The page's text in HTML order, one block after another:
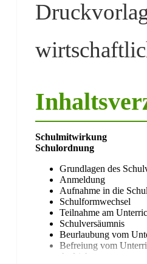
Schulmitwirkung
Schulordnung
Grundlagen des
Anmeldung
Aufnahme in die
Schulformwechsel
Teilnahme am
Schulversäumnis
Beurlaubung vom
Befreiung vom
Aufsicht